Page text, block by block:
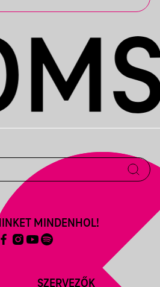
SZERVEZŐK
MINDENHOL!